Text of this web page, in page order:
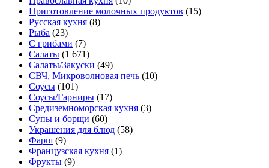
Приготовление молочных продуктов (15)
Русская кухня (8)
Рыба (23)
С грибами (7)
Салаты (1 671)
Салаты/Закуски (49)
СВЧ, Микроволновая печь (10)
Соусы (101)
Соусы/Гарниры (17)
Средиземноморская кухня (3)
Супы и борщи (60)
Украшения для блюд (58)
Фарш (9)
Французская кухня (1)
Фрукты (9)